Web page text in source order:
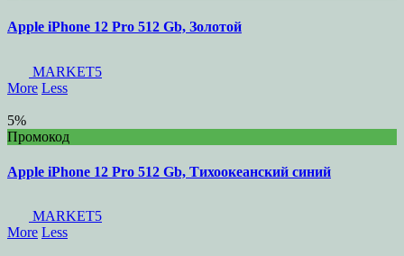
Apple iPhone 12 Pro 512 Gb, Золотой
MARKET5
More Less
5%
Промокод
Apple iPhone 12 Pro 512 Gb, Тихоокеанский синий
MARKET5
More Less